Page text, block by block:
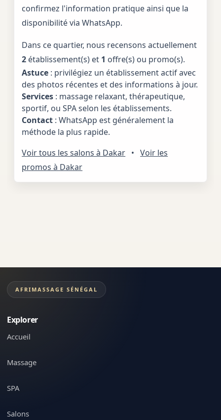
confirmez l'information pratique ainsi que la
disponibilité via WhatsApp.
Dans ce quartier, nous recensons actuellement
2 établissement(s) et 1 offre(s) ou promo(s).
Astuce : privilégiez un établissement actif avec
des photos récentes et des informations à jour.
Services : massage relaxant, thérapeutique,
sportif, ou SPA selon les établissements.
Contact : WhatsApp est généralement la
méthode la plus rapide.
Voir tous les salons à Dakar • Voir les
promos à Dakar
AFRIMASSAGE SÉNÉGAL
Explorer
Accueil
Massage
SPA
Salons